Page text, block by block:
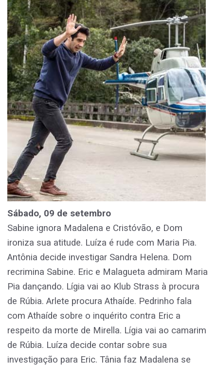
Sábado, 09 de setembro
Sabine ignora Madalena e Cristóvão, e Dom
ironiza sua atitude. Luíza é rude com Maria Pia.
Antônia decide investigar Sandra Helena. Dom
recrimina Sabine. Eric e Malagueta admiram Maria
Pia dançando. Lígia vai ao Klub Strass à procura
de Rúbia. Arlete procura Athaíde. Pedrinho fala
com Athaíde sobre o inquérito contra Eric a
respeito da morte de Mirella. Lígia vai ao camarim
de Rúbia. Luíza decide contar sobre sua
investigação para Eric. Tânia faz Madalena se